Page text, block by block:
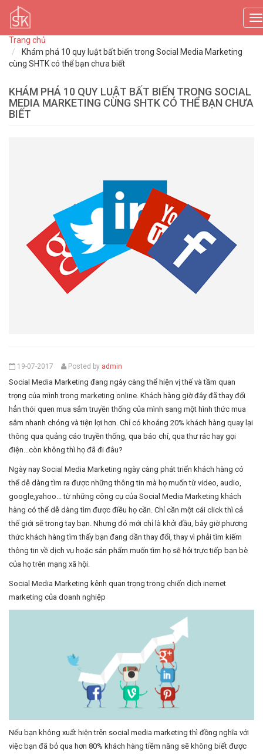
Trang chủ
Khám phá 10 quy luật bất biến trong Social Media Marketing
cùng SHTK có thể bạn chưa biết
KHÁM PHÁ 10 QUY LUẬT BẤT BIẾN TRONG SOCIAL
MEDIA MARKETING CÙNG SHTK CÓ THỂ BẠN CHƯA
BIẾT
19-07-2017 Posted by admin
Social Media Marketing đang ngày càng thể hiện vị thế và tầm quan
trọng của mình trong marketing online. Khách hàng giờ đây đã thay đổi
hẳn thói quen mua sắm truyền thống của mình sang một hình thức mua
sắm nhanh chóng và tiện lợi hơn. Chỉ có khoảng 20% khách hàng quay lại
thông qua quảng cáo truyền thống, qua báo chí, qua thư rác hay gọi
điện...còn không thì họ đã đi đâu?
Ngày nay Social Media Marketing ngày càng phát triển khách hàng có
thể dễ dàng tìm ra được những thông tin mà họ muốn từ video, audio,
google,yahoo... từ những công cụ của Social Media Marketing khách
hàng có thể dễ dàng tìm được điều họ cần. Chỉ cần một cái click thì cả
thế giới sẽ trong tay bạn. Nhưng đó mới chỉ là khởi đầu, bây giờ phương
thức khách hàng tìm thấy bạn đang dần thay đổi, thay vì phải tìm kiếm
thông tin về dịch vụ hoặc sản phẩm muốn tìm họ sẽ hỏi trực tiếp bạn bè
của họ trên mạng xã hội.
Social Media Marketing kênh quan trọng trong chiến dịch inernet
marketing của doanh nghiệp
Nếu bạn không xuất hiện trên social media marketing thì đồng nghĩa với
việc bạn đã bỏ qua hơn 80% khách hàng tiềm năng sẽ không biết được